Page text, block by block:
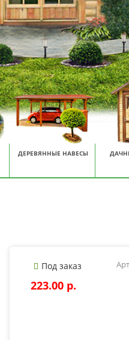
ДЕРЕВЯННЫЕ НАВЕСЫ
Под заказ
223.00 p.